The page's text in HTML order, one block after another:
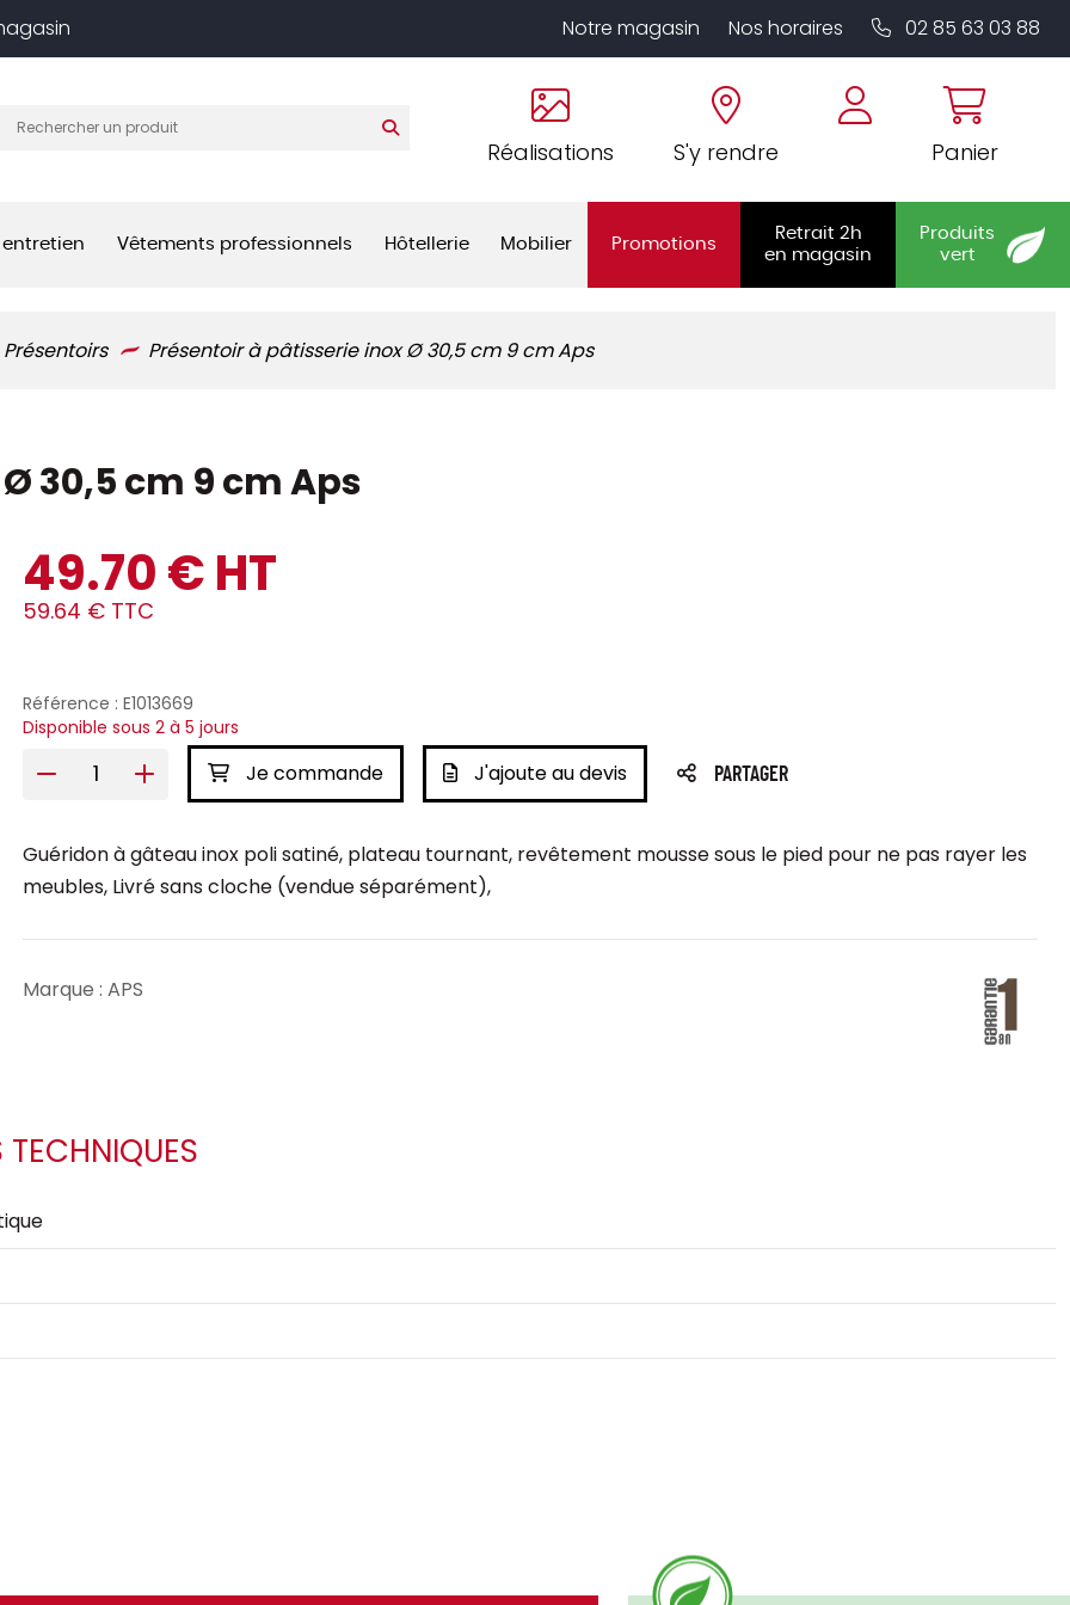
Notre magasin Nos horaires 02 85 63 03 88
Réalisations S'y rendre Panier
entretien Vêtements professionnels Hôtellerie Mobilier Promotions
Retrait 2h
en magasin
Produits
vert
Présentoirs Présentoir à pâtisserie inox Ø 30,5 cm 9 cm Aps
30,5 cm 9 cm Aps
49.70 € HT
59.64 € TTC
Référence : E1013669
Disponible sous 2 à 5 jours
Je commande J'ajoute au devis PARTAGER
Guéridon à gâteau inox poli satiné, plateau tournant, revêtement mousse sous le pied pour ne pas rayer les
meubles, Livré sans cloche (vendue séparément),
Marque : APS